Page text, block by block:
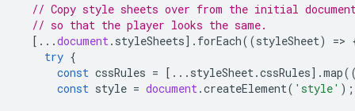
// Copy style sheets over from the initial
// so that the player looks the same.
[...document . styleSheets]. forEach((styleSheet) =>
try {
const cssRules = [... styleSheet .cssRules].map
const style = document .createElement( 'style' );